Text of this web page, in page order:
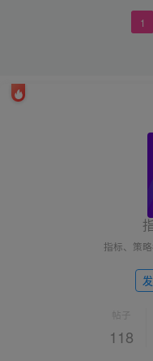
1
指标、策
帖子
118